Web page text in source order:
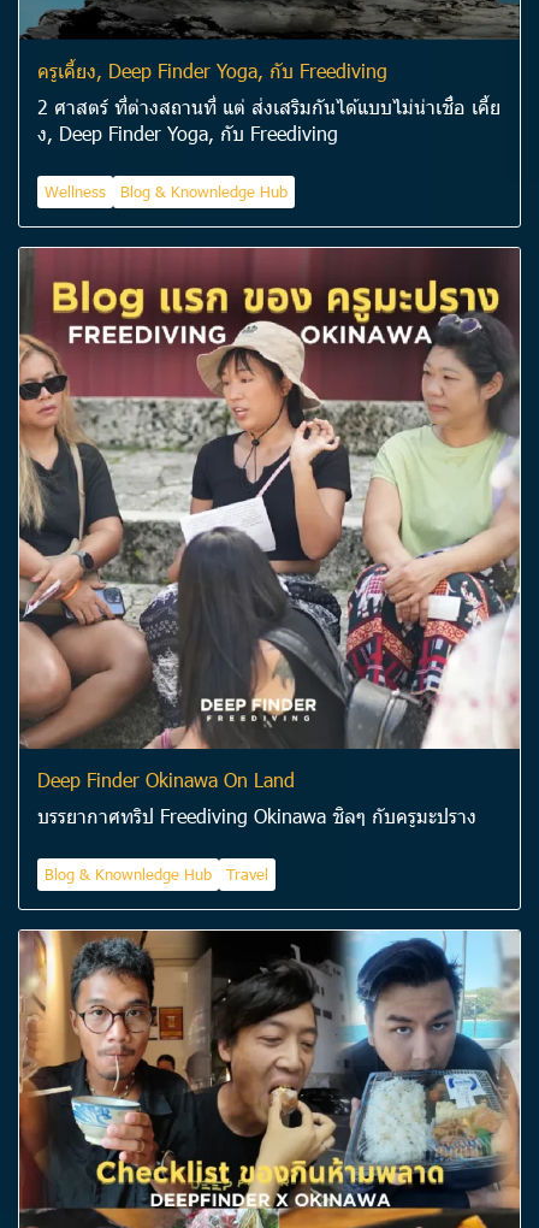
ครูเคี้ยง, Deep Finder Yoga, กับ Freediving
2 ศาสตร์ ที่ต่างสถานที่ แต่ ส่งเสริมกันได้แบบไม่น่าเชื่อ เคี้ย
ง, Deep Finder Yoga, กับ Freediving
Wellness Blog & Knownledge Hub
Deep Finder Okinawa On Land
บรรยากาศทริป Freediving Okinawa ชิลๆ กับครูมะปราง
Blog & Knownledge Hub Travel